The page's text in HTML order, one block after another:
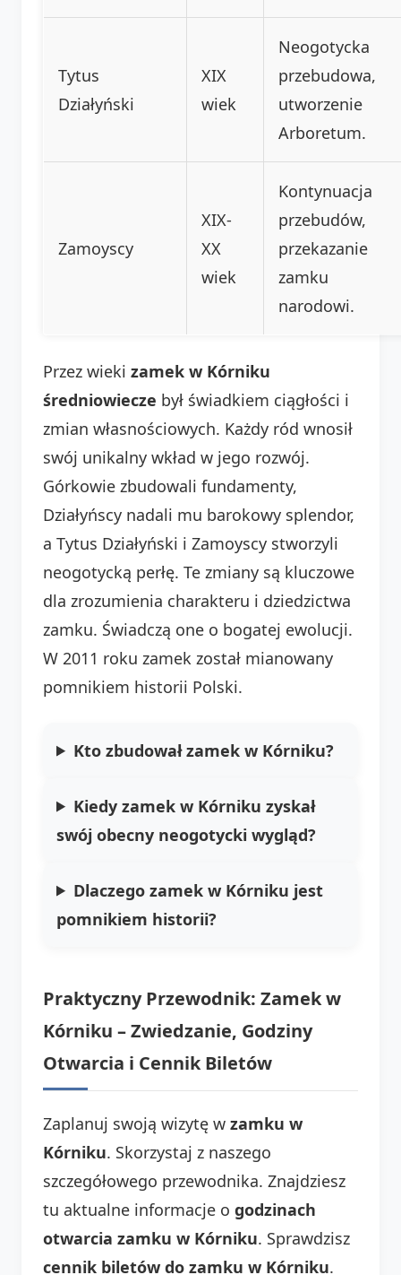
Tytus
Działyński
XIX
wiek
Neogotycka
przebudowa,
utworzenie
Arboretum.
Zamoyscy
XIX-
XX
wiek
Kontynuacja
przebudów,
przekazanie
zamku
narodowi.
Przez wieki zamek w Kórniku
średniowiecze był świadkiem ciągłości i
zmian własnościowych. Każdy ród wnosił
swój unikalny wkład w jego rozwój.
Górkowie zbudowali fundamenty,
Działyńscy nadali mu barokowy splendor,
a Tytus Działyński i Zamoyscy stworzyli
neogotycką perłę. Te zmiany są kluczowe
dla zrozumienia charakteru i dziedzictwa
zamku. Świadczą one o bogatej ewolucji.
W 2011 roku zamek został mianowany
pomnikiem historii Polski.
Kto zbudował zamek w Kórniku?
Kiedy zamek w Kórniku zyskał
swój obecny neogotycki wygląd?
Dlaczego zamek w Kórniku jest
pomnikiem historii?
Praktyczny Przewodnik: Zamek w
Kórniku – Zwiedzanie, Godziny
Otwarcia i Cennik Biletów
Zaplanuj swoją wizytę w zamku w
Kórniku. Skorzystaj z naszego
szczegółowego przewodnika. Znajdziesz
tu aktualne informacje o godzinach
otwarcia zamku w Kórniku. Sprawdzisz
cennik biletów do zamku w Kórniku.